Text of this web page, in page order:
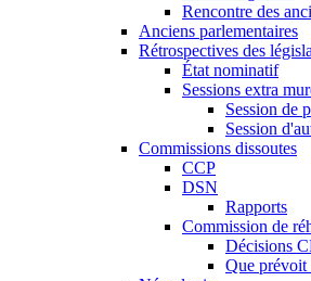
Rencontre des
Anciens parlementaires
Rétrospectives des
État nominatif
Sessions extra
Session de
Session
Commissions dissoutes
CCP
DSN
Rapports
Commission de
Décisions
Que prévoit